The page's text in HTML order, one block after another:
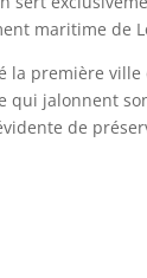
maritime de
la première
qui jalonnent
de